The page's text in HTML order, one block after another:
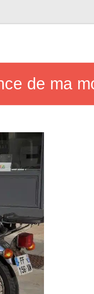
de ma